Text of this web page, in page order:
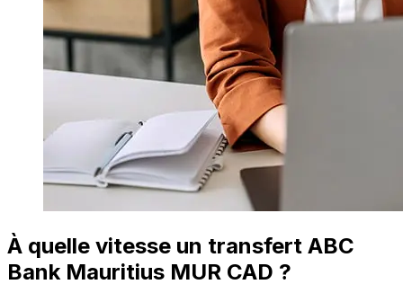
À quelle vitesse un transfert ABC
Bank Mauritius MUR CAD ?